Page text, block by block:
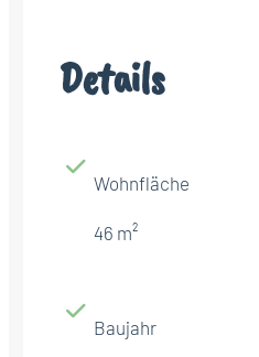
Details
Wohnfläche
46 m²
Baujahr